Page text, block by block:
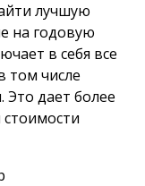
лучшую
на годовую
в себя все
том числе
дает более